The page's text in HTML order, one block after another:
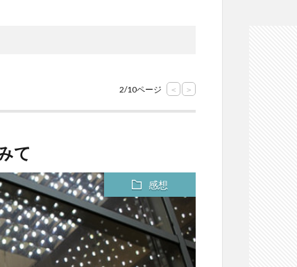
2/10ページ < >
て
感想